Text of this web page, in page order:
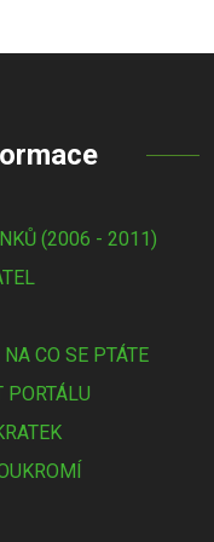
(2006 - 2011)
CO SE PTÁTE
PORTÁLU